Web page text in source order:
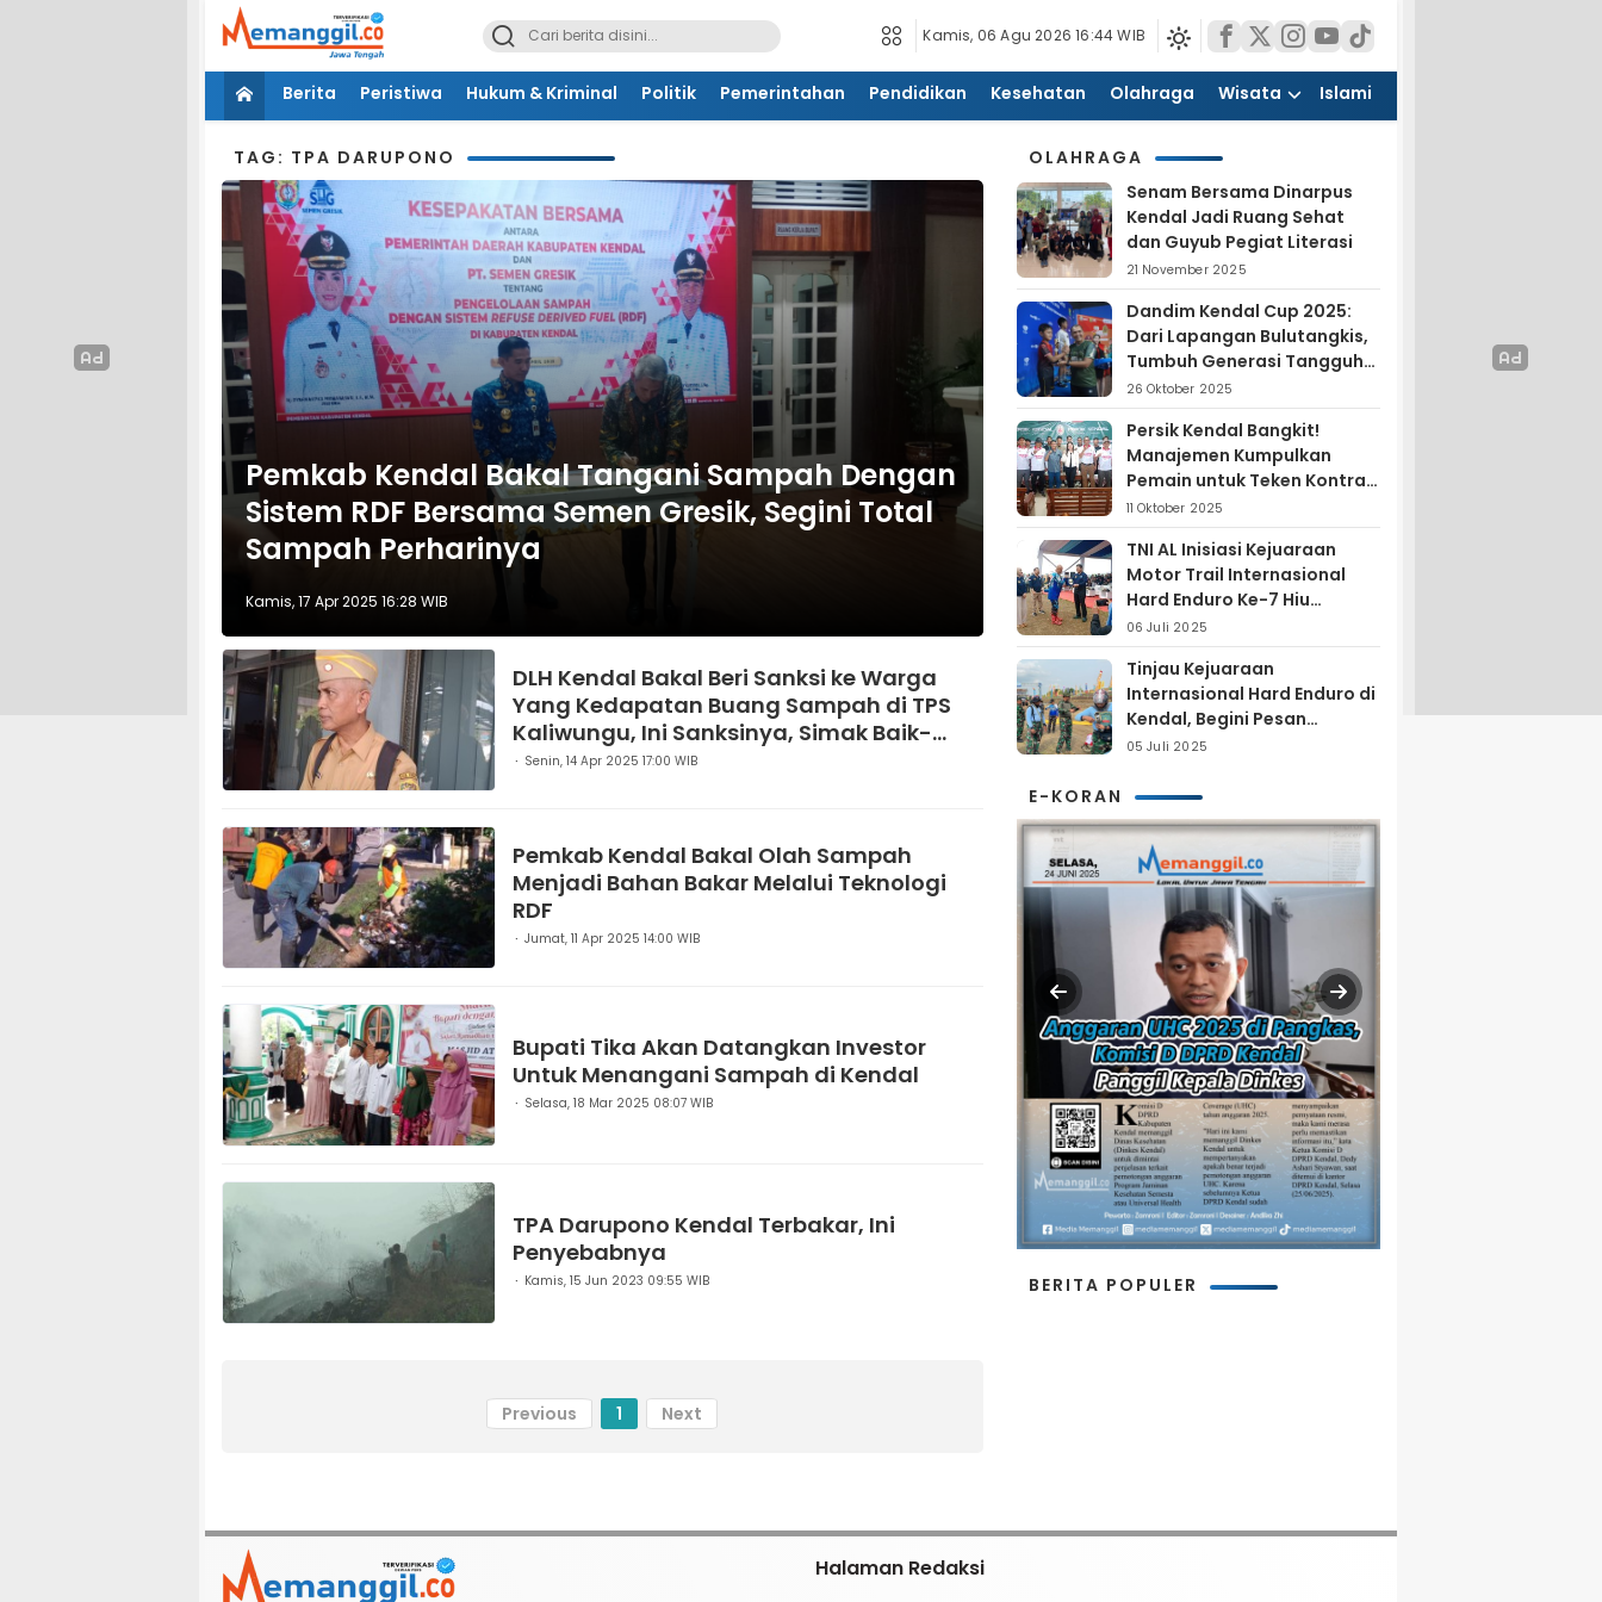
Kamis, 06 Agu 2026 16:44 WIB
Berita Peristiwa Hukum & Kriminal Politik Pemerintahan Pendidikan Kesehatan Olahraga Wisata Islami
TAG: TPA DARUPONO
Pemkab Kendal Bakal Tangani Sampah Dengan
Sistem RDF Bersama Semen Gresik, Segini Total
Sampah Perharinya
Kamis, 17 Apr 2025 16:28 WIB
DLH Kendal Bakal Beri Sanksi ke Warga
Yang Kedapatan Buang Sampah di TPS
Kaliwungu, Ini Sanksinya, Simak Baik-
baik
Senin, 14 Apr 2025 17:00 WIB
Pemkab Kendal Bakal Olah Sampah
Menjadi Bahan Bakar Melalui Teknologi
RDF
Jumat, 11 Apr 2025 14:00 WIB
Bupati Tika Akan Datangkan Investor
Untuk Menangani Sampah di Kendal
Selasa, 18 Mar 2025 08:07 WIB
TPA Darupono Kendal Terbakar, Ini
Penyebabnya
Kamis, 15 Jun 2023 09:55 WIB
Previous 1 Next
OLAHRAGA
Senam Bersama Dinarpus
Kendal Jadi Ruang Sehat
dan Guyub Pegiat Literasi
21 November 2025
Dandim Kendal Cup 2025:
Dari Lapangan Bulutangkis,
Tumbuh Generasi Tangguh
dan Nasionalis
26 Oktober 2025
Persik Kendal Bangkit!
Manajemen Kumpulkan
Pemain untuk Teken Kontrak
Jelang Liga 4
11 Oktober 2025
TNI AL Inisiasi Kejuaraan
Motor Trail Internasional
Hard Enduro Ke-7 Hiu
Selatan
06 Juli 2025
Tinjau Kejuaraan
Internasional Hard Enduro di
Kendal, Begini Pesan
Laksamana Pertama TNI AL
05 Juli 2025
E-KORAN
BERITA POPULER
Halaman Redaksi